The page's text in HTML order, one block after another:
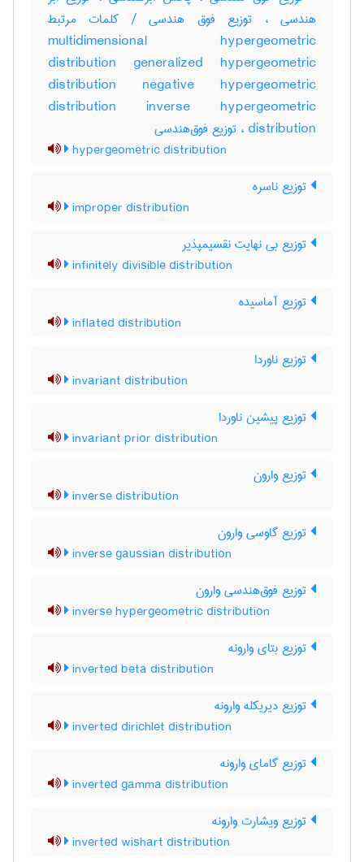
هندسی ، توزیع فوق هندسی / کلمات مرتبط
multidimensional hypergeometric
distribution generalized hypergeometric
distribution negative hypergeometric
distribution inverse hypergeometric
distribution ، توزیع فوق‌هندسی
hypergeometric distribution
توزیع ناسره
improper distribution
توزیع بی نهایت نقسیمپذیر
infinitely divisible distribution
توزیع آماسیده
inflated distribution
توزیع ناوردا
invariant distribution
توزیع پیشین ناوردا
invariant prior distribution
توزیع وارون
inverse distribution
توزیع گاوسی وارون
inverse gaussian distribution
توزیع فوق‌هندسی وارون
inverse hypergeometric distribution
توزیع بتای وارونه
inverted beta distribution
توزیع دیریکله وارونه
inverted dirichlet distribution
توزیع گامای وارونه
inverted gamma distribution
توزیع ویشارت وارونه
inverted wishart distribution